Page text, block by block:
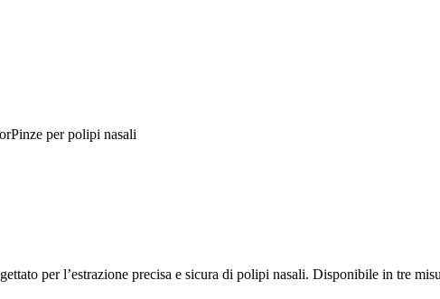
Pinze per polipi nasali
per l’estrazione precisa e sicura di polipi nasali. Disponibile in tre